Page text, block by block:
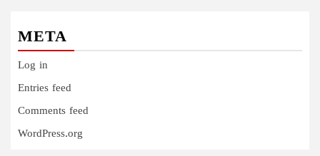
META
Log in
Entries feed
Comments feed
WordPress.org